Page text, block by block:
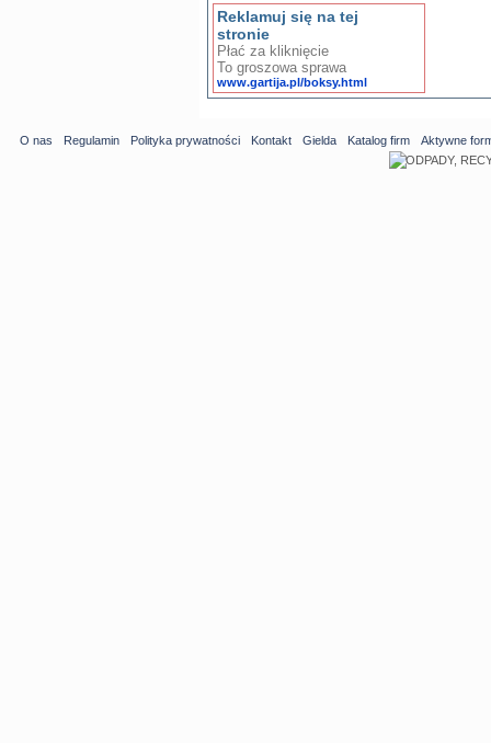
Reklamuj się na tej
stronie
Płać za kliknięcie
To groszowa sprawa
www.gartija.pl/boksy.html
O nas Regulamin Polityka prywatności Kontakt Gielda Katalog firm Aktywne